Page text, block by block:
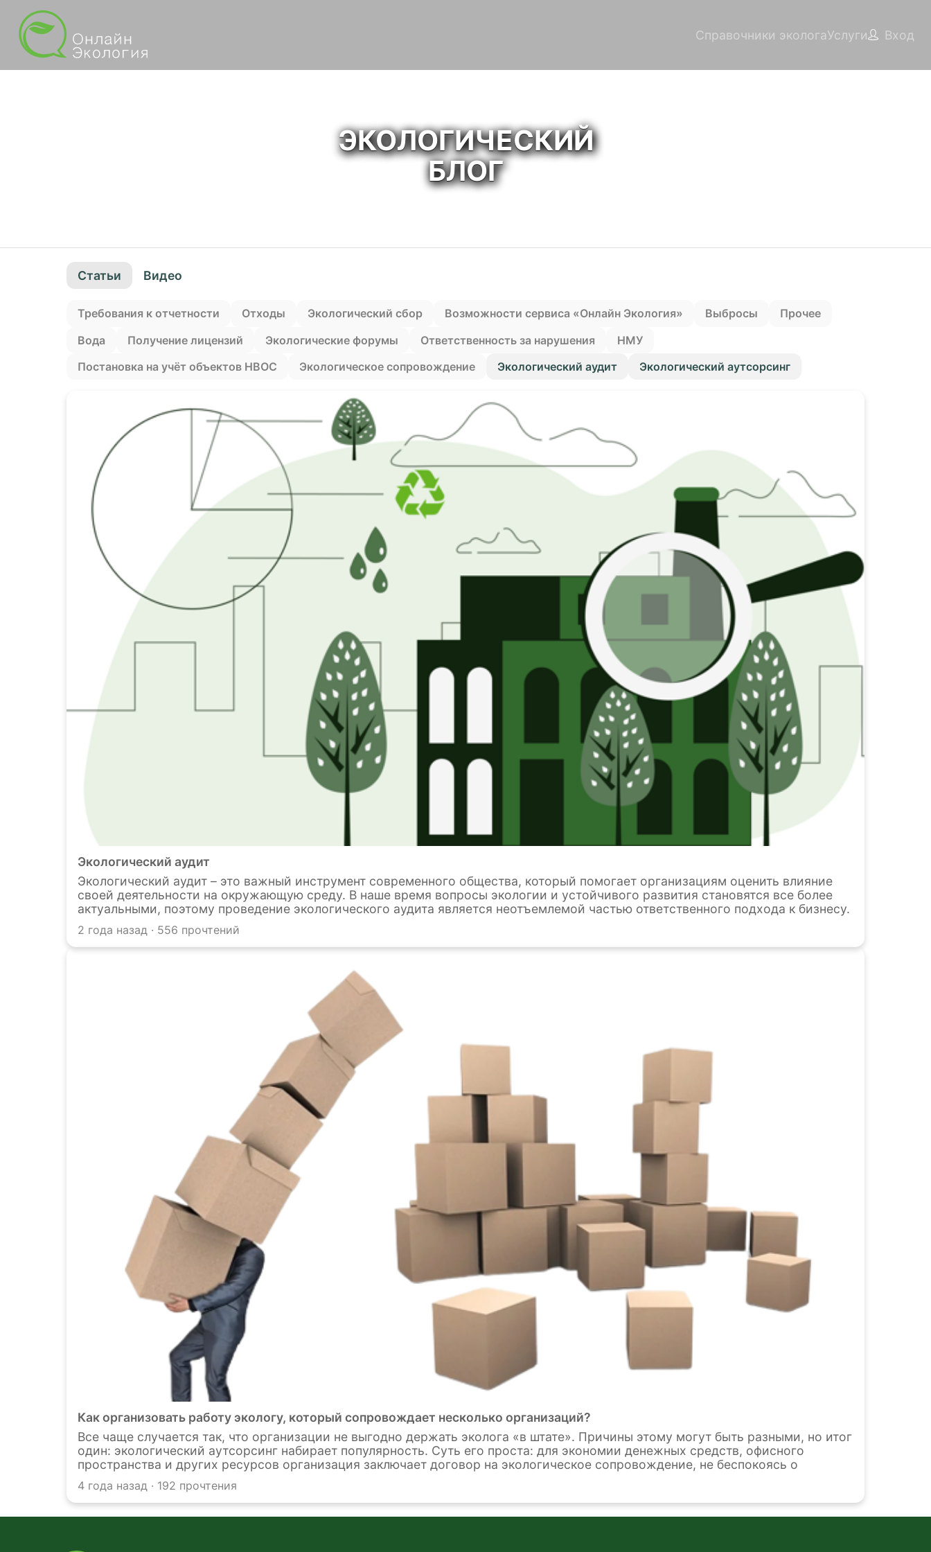
Справочники экологаУслуги Вход
ЭКОЛОГИЧЕСКИЙ
БЛОГ
Статьи Видео
Требования к отчетности Отходы Экологический сбор Возможности сервиса «Онлайн Экология» Выбросы
Прочее
Вода
Получение лицензий Экологические форумы Ответственность за нарушения
НМУ
Постановка на учëт объектов НВОС
Экологическое сопровождение Экологический аудит Экологический аутсорсинг
Экологический аудит
Экологический аудит – это важный инструмент современного общества, который помогает организациям оценить влияние
своей деятельности на окружающую среду. В наше время вопросы экологии и устойчивого развития становятся все более
актуальными, поэтому проведение экологического аудита является неотъемлемой частью ответственного подхода к бизнесу.
В статье разберёмся, что это, зачем он нужен и как его проводят
2 года назад · 556 прочтений
Как организовать работу экологу, который сопровождает несколько организаций?
Все чаще случается так, что организации не выгодно держать эколога «в штате». Причины этому могут быть разными, но итог
один: экологический аутсорсинг набирает популярность. Суть его проста: для экономии денежных средств, офисного
пространства и других ресурсов организация заключает договор на экологическое сопровождение, не беспокоясь о
невыполнении норм законодательства в области охраны окружающей среды. Эколог, работающий в сфере экологического
аутсорсинга, может вести множество организаций в разных регионах РФ. Как в таком случае правильно и удобно
организовать свою работу? Мы представили несколько рекомендаций от команды «Онлайн Экология» по использованию
современных инструментов для плодотворной и структурированной работы.
4 года назад · 192 прочтения